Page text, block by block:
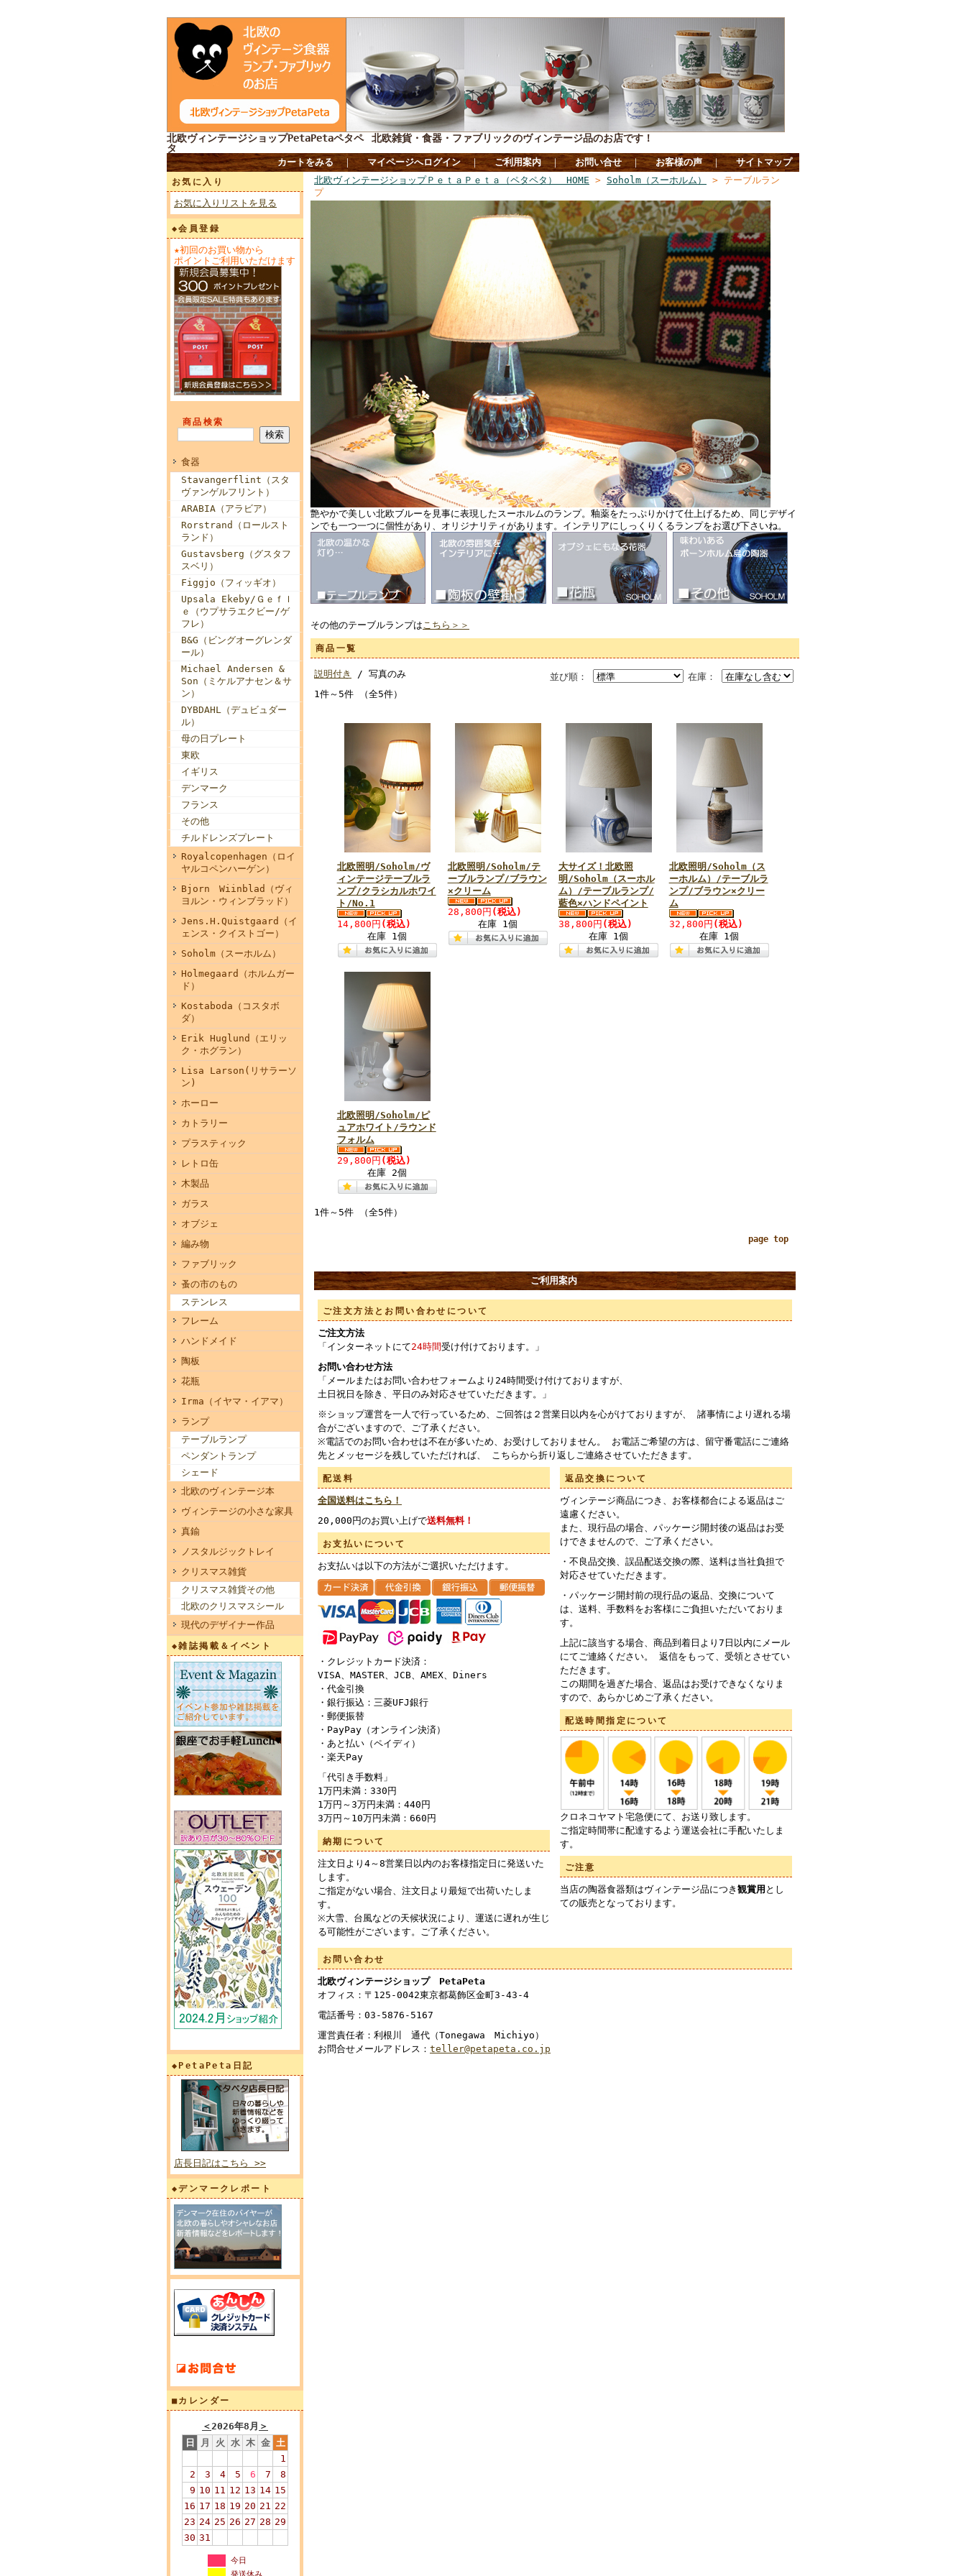
北欧ヴィンテージショップPetaPetaペタペ
タ
北欧雑貨・食器・ファブリックのヴィンテージ品のお店です！
カートをみる ｜ マイページへログイン ｜ ご利用案内 ｜ お問い合せ ｜ お客様の声 ｜ サイトマップ
お気に入り
お気に入りリストを見る
◆会員登録
★初回のお買い物から
ポイントご利用いただけます
商品検索
食器
Stavangerflint（スタ
ヴァンゲルフリント）
ARABIA（アラビア）
Rorstrand（ロールスト
ランド）
Gustavsberg（グスタフ
スベリ）
Figgjo（フィッギオ）
Upsala Ekeby/Ｇｅｆｌ
ｅ（ウプサラエクビー/ゲ
フレ）
B&G（ビングオーグレンダ
ール）
Michael Andersen &
Son（ミケルアナセン＆サ
ン）
DYBDAHL（デュビュダー
ル）
母の日プレート
東欧
イギリス
デンマーク
フランス
その他
チルドレンズプレート
Royalcopenhagen（ロイ
ヤルコペンハーゲン）
Bjorn Wiinblad（ヴィ
ヨルン・ウィンブラッド）
Jens.H.Quistgaard（イ
ェンス・クイストゴー）
Soholm（スーホルム）
Holmegaard（ホルムガー
ド）
Kostaboda（コスタボ
ダ）
Erik Huglund（エリッ
ク・ホグラン）
Lisa Larson(リサラーソ
ン)
ホーロー
カトラリー
プラスティック
レトロ缶
木製品
ガラス
オブジェ
編み物
ファブリック
蚤の市のもの
ステンレス
フレーム
ハンドメイド
陶板
花瓶
Irma（イヤマ・イアマ）
ランプ
テーブルランプ
ペンダントランプ
シェード
北欧のヴィンテージ本
ヴィンテージの小さな家具
真鍮
ノスタルジックトレイ
クリスマス雑貨
クリスマス雑貨その他
北欧のクリスマスシール
現代のデザイナー作品
◆雑誌掲載＆イベント
◆PetaPeta日記
店長日記はこちら >>
◆デンマークレポート
■カレンダー
＜2026年8月 ＞
日
月 火 水 木 金 土
1
2
3 4 5 6 7
8
9 10 11 12 13 14 15
16 17 18 19 20 21 22
23 24 25 26 27 28 29
30 31
今日
北欧ヴィンテージショップＰｅｔａＰｅｔａ（ペタペタ） HOME > Soholm（スーホルム）
> テーブルラン
プ
艶やかで美しい北欧ブルーを見事に表現したスーホルムのランプ。釉薬をたっぷりかけて仕上げるため、同じデザイ
ンでも一つ一つに個性があり、オリジナリティがあります。インテリアにしっくりくるランプをお選び下さいね。
その他のテーブルランプはこちら＞＞
商品一覧
在庫：
並び順：
説明付き
/ 写真のみ
1件～5件 （全5件）
北欧照明/Soholm/ヴ
ィンテージテーブルラ
ンプ/クラシカルホワイ
ト/No.1
14,800円 (税込)
在庫 1個
北欧照明/Soholm/テ
ーブルランプ/ブラウン
×クリーム
28,800円 (税込)
在庫 1個
大サイズ！北欧照
明/Soholm（スーホル
ム）/テーブルランプ/
藍色×ハンドペイント
38,800円 (税込)
在庫 1個
北欧照明/Soholm（ス
ーホルム）/テーブルラ
ンプ/ブラウン×クリー
ム
32,800円 (税込)
在庫 1個
北欧照明/Soholm/ピ
ュアホワイト/ラウンド
フォルム
29,800円 (税込)
在庫 2個
1件～5件 （全5件）
page top
ご利用案内
ご注文方法とお問い合わせについて
ご注文方法
「インターネットにて24時間受け付けております。」
お問い合わせ方法
「メールまたはお問い合わせフォームより24時間受け付けておりますが、
土日祝日を除き、平日のみ対応させていただきます。」
※ショップ運営を一人で行っているため、ご回答は２営業日以内を心がけておりますが、 諸事情により遅れる場
合がございますので、ご了承ください。
※電話でのお問い合わせは不在が多いため、お受けしておりません。 お電話ご希望の方は、留守番電話にご連絡
先とメッセージを残していただければ、 こちらから折り返しご連絡させていただきます。
配送料
全国送料はこちら！
20,000円のお買い上げで送料無料！
お支払いについて
お支払いは以下の方法がご選択いただけます。
・クレジットカード決済：
VISA、MASTER、JCB、AMEX、Diners
・代金引換
・銀行振込：三菱UFJ銀行
・郵便振替
・PayPay（オンライン決済）
・あと払い（ペイディ）
・楽天Pay
「代引き手数料」
1万円未満：330円
1万円～3万円未満：440円
3万円～10万円未満：660円
納期について
注文日より4～8営業日以内のお客様指定日に発送いた
します。
ご指定がない場合、注文日より最短で出荷いたしま
す。
※大雪、台風などの天候状況により、運送に遅れが生じ
る可能性がございます。ご了承ください。
返品交換について
ヴィンテージ商品につき、お客様都合による返品はご
遠慮ください。
また、現行品の場合、パッケージ開封後の返品はお受
けできませんので、ご了承ください。
・不良品交換、誤品配送交換の際、送料は当社負担で
対応させていただきます。
・パッケージ開封前の現行品の返品、交換について
は、送料、手数料をお客様にご負担いただいておりま
す。
上記に該当する場合、商品到着日より7日以内にメール
にてご連絡ください。 返信をもって、受領とさせてい
ただきます。
この期間を過ぎた場合、返品はお受けできなくなりま
すので、あらかじめご了承ください。
配送時間指定について
クロネコヤマト宅急便にて、お送り致します。
ご指定時間帯に配達するよう運送会社に手配いたしま
す。
ご注意
当店の陶器食器類はヴィンテージ品につき 観賞用 とし
ての販売となっております。
お問い合わせ
北欧ヴィンテージショップ PetaPeta
オフィス：〒125-0042東京都葛飾区金町3-43-4
電話番号：03-5876-5167
運営責任者：利根川 通代（Tonegawa Michiyo）
お問合せメールアドレス： teller@petapeta.co.jp